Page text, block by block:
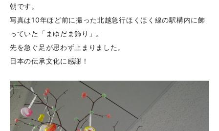
朝です。
写真は10年ほど前に撮った北越急行ほくほく線の駅構内に飾
っていた「まゆだま飾り」。
先を急ぐ足が思わず止まりました。
日本の伝承文化に感謝！